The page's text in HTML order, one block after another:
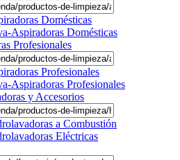
Domésticas
Aspiradoras Domésticas
Profesionales
Profesionales
Aspiradoras Profesionales
y Accesorios
a Combustión
Eléctricas